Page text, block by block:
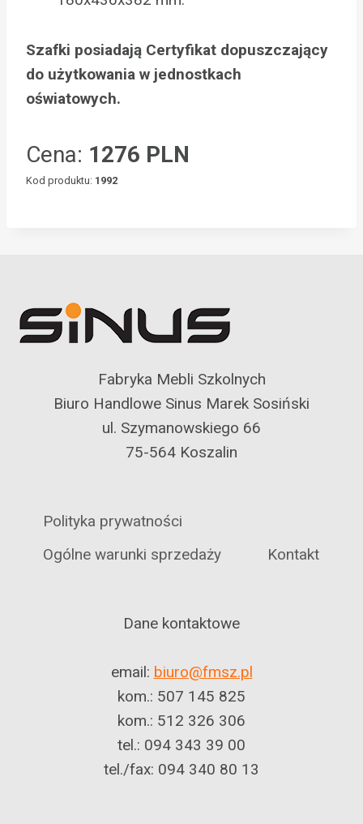
Szafki posiadają Certyfikat dopuszczający
do użytkowania w jednostkach
oświatowych.
Cena: 1276 PLN
Kod produktu: 1992
Fabryka Mebli Szkolnych
Biuro Handlowe Sinus Marek Sosiński
ul. Szymanowskiego 66
75-564 Koszalin
Polityka prywatności
Ogólne warunki sprzedaży
Kontakt
Dane kontaktowe
email: biuro@fmsz.pl
kom.: 507 145 825
kom.: 512 326 306
tel.: 094 343 39 00
tel./fax: 094 340 80 13